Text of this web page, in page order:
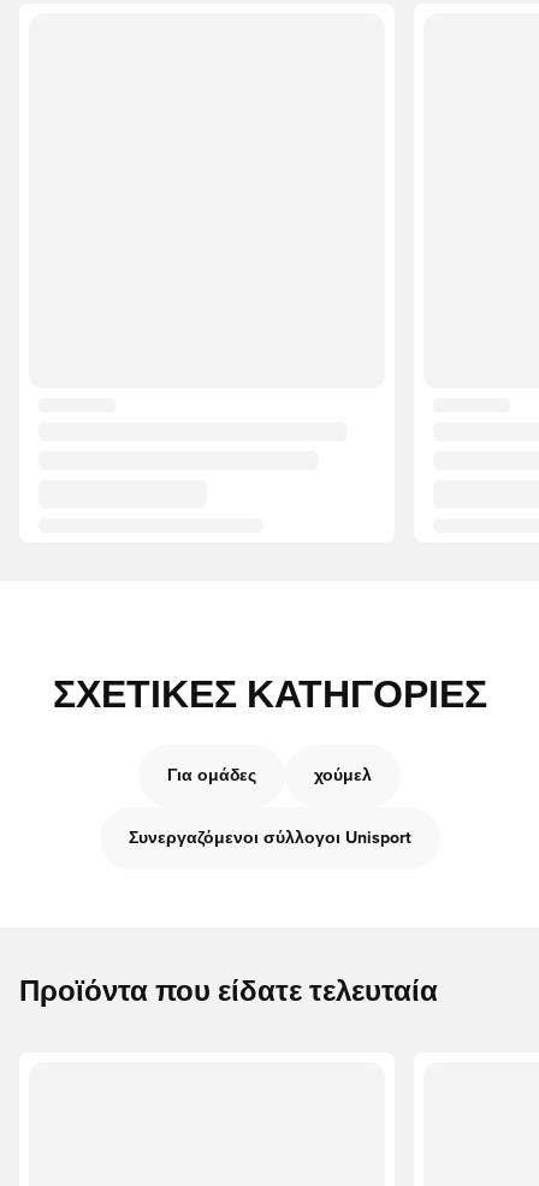
ΣΧΕΤΙΚΈΣ ΚΑΤΗΓΟΡΊΕΣ
Για ομάδες χούμελ
Συνεργαζόμενοι σύλλογοι Unisport
Προϊόντα που είδατε τελευταία